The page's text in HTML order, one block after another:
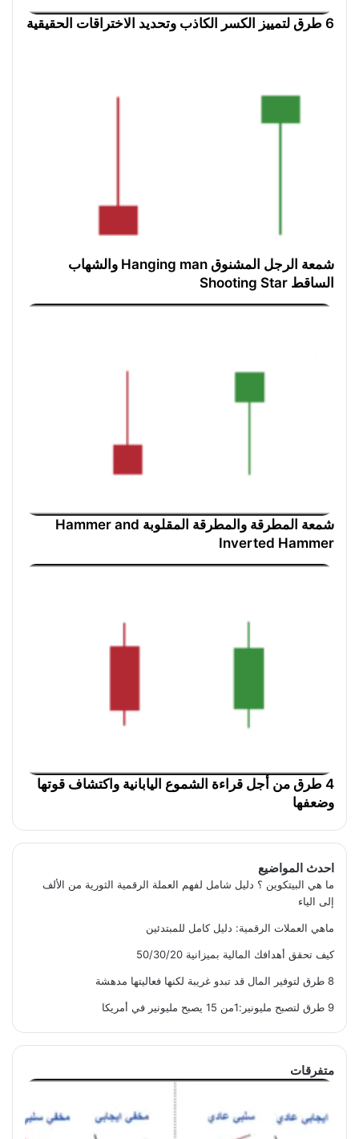
6 طرق لتمييز الكسر الكاذب وتحديد الاختراقات الحقيقية
شمعة الرجل المشنوق Hanging man والشهاب
الساقط Shooting Star
شمعة المطرقة والمطرقة المقلوبة Hammer and
Inverted Hammer
4 طرق من أجل قراءة الشموع اليابانية واكتشاف قوتها
وضعفها
احدث المواضيع
ما هي البيتكوين ؟ دليل شامل لفهم العملة الرقمية الثورية من الألف
إلى الياء
ماهي العملات الرقمية: دليل كامل للمبتدئين
كيف تحقق أهدافك المالية بميزانية 50/30/20
8 طرق لتوفير المال قد تبدو غريبة لكنها فعاليتها مدهشة
9 طرق لتصبح مليونير:1من 15 يصبح مليونير في أمريكا
متفرقات